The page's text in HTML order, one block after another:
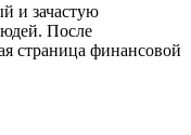
и зачастую
После
страница финансовой